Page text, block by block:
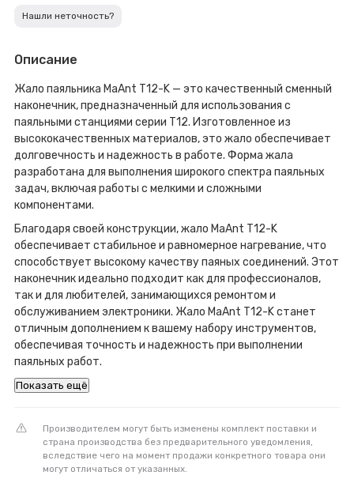
Нашли неточность?
Описание
Жало паяльника MaAnt T12-K — это качественный сменный
наконечник, предназначенный для использования с
паяльными станциями серии T12. Изготовленное из
высококачественных материалов, это жало обеспечивает
долговечность и надежность в работе. Форма жала
разработана для выполнения широкого спектра паяльных
задач, включая работы с мелкими и сложными
компонентами.
Благодаря своей конструкции, жало MaAnt T12-K
обеспечивает стабильное и равномерное нагревание, что
способствует высокому качеству паяных соединений. Этот
наконечник идеально подходит как для профессионалов,
так и для любителей, занимающихся ремонтом и
обслуживанием электроники. Жало MaAnt T12-K станет
отличным дополнением к вашему набору инструментов,
обеспечивая точность и надежность при выполнении
паяльных работ.
Показать ещё
Производителем могут быть изменены комплект поставки и
страна производства без предварительного уведомления,
вследствие чего на момент продажи конкретного товара они
могут отличаться от указанных.